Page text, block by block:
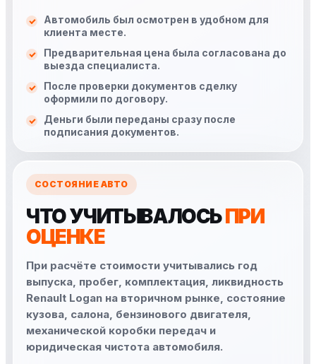
Автомобиль был осмотрен в удобном для
клиента месте.
Предварительная цена была согласована до
выезда специалиста.
После проверки документов сделку
оформили по договору.
Деньги были переданы сразу после
подписания документов.
СОСТОЯНИЕ АВТО
ЧТО УЧИТЫВАЛОСЬПРИ
ОЦЕНКЕ
При расчёте стоимости учитывались год
выпуска, пробег, комплектация, ликвидность
Renault Logan на вторичном рынке, состояние
кузова, салона, бензинового двигателя,
механической коробки передач и
юридическая чистота автомобиля.